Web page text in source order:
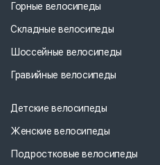
Горные велосипеды
Складные велосипеды
Шоссейные велосипеды
Гравийные велосипеды
Детские велосипеды
Женские велосипеды
Подростковые велосипеды